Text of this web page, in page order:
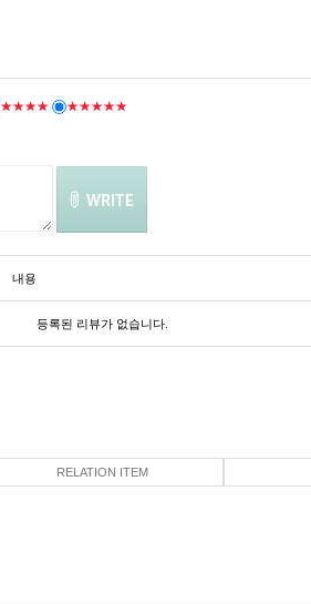
★★★★ ★★★★★
내용
등록된 리뷰가 없습니다.
RELATION ITEM